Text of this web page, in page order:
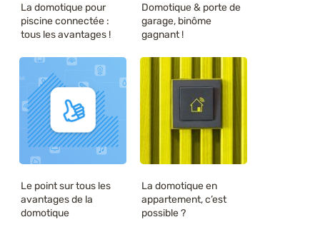
La domotique pour
piscine connectée :
tous les avantages !
Domotique & porte de
garage, binôme
gagnant !
Le point sur tous les
avantages de la
domotique
La domotique en
appartement, c’est
possible ?